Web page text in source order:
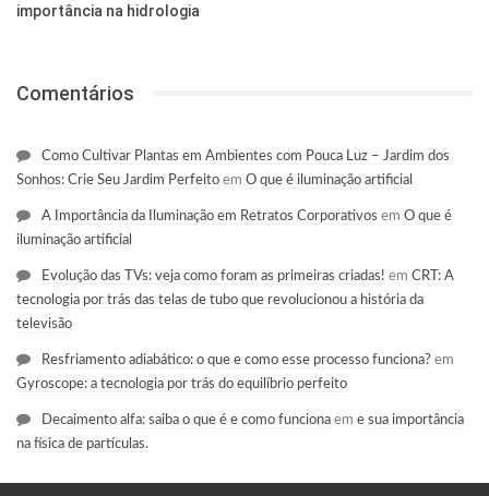
importância na hidrologia
Comentários
Como Cultivar Plantas em Ambientes com Pouca Luz – Jardim dos
Sonhos: Crie Seu Jardim Perfeito em O que é iluminação artificial
A Importância da Iluminação em Retratos Corporativos em O que é
iluminação artificial
Evolução das TVs: veja como foram as primeiras criadas! em CRT: A
tecnologia por trás das telas de tubo que revolucionou a história da
televisão
Resfriamento adiabático: o que e como esse processo funciona? em
Gyroscope: a tecnologia por trás do equilíbrio perfeito
Decaimento alfa: saiba o que é e como funciona em e sua importância
na física de partículas.